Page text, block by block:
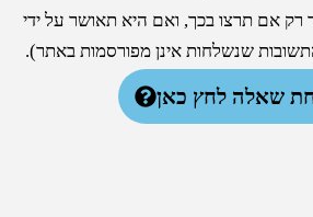
אם תרצו בכך, ואם היא תאושר על ידי
שנשלחות אינן מפורסמות באתר).
שאלה לחץ כאן